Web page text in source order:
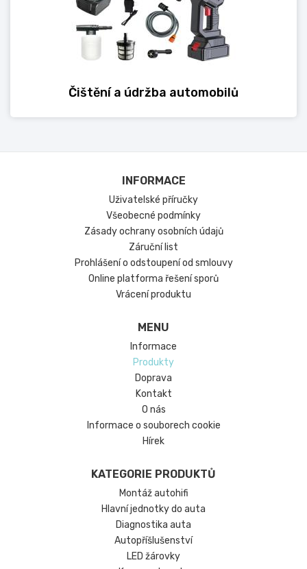
Čištění a údržba automobilů
INFORMACE
Uživatelské příručky
Všeobecné podmínky
Zásady ochrany osobních údajů
Záruční list
Prohlášení o odstoupení od smlouvy
Online platforma řešení sporů
Vrácení produktu
MENU
Informace
Produkty
Doprava
Kontakt
O nás
Informace o souborech cookie
Hírek
KATEGORIE PRODUKTŮ
Montáž autohifi
Hlavní jednotky do auta
Diagnostika auta
Autopříšlušenství
LED žárovky